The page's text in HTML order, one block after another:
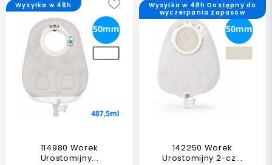
114980 Worek
Urostomijny...
Wysyłka w 48h
142250 Worek
Urostomijny 2-cz...
Wysyłka w 48h Dostępny do
wyczerpania zapasów